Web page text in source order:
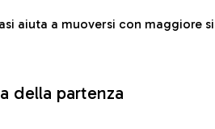
aiuta a muoversi con maggiore
della partenza